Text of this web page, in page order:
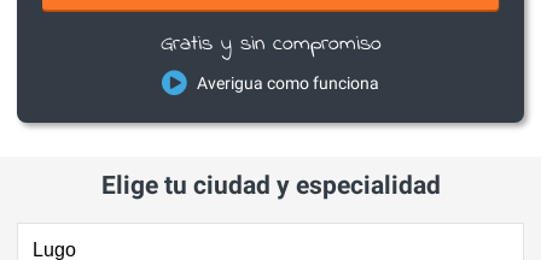
Gratis y sin compromiso
Averigua como funciona
Elige tu ciudad y especialidad